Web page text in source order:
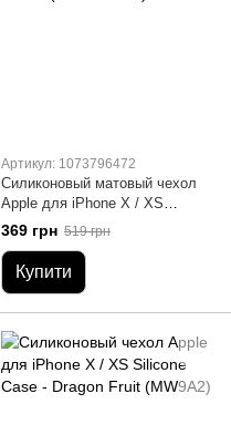
Артикул: 1073796472
Силиконовый матовый чехол
Apple для iPhone X / XS
Silicone Case - Marine Green
(MRRE2LL/A)
369 грн 519 грн
Купити